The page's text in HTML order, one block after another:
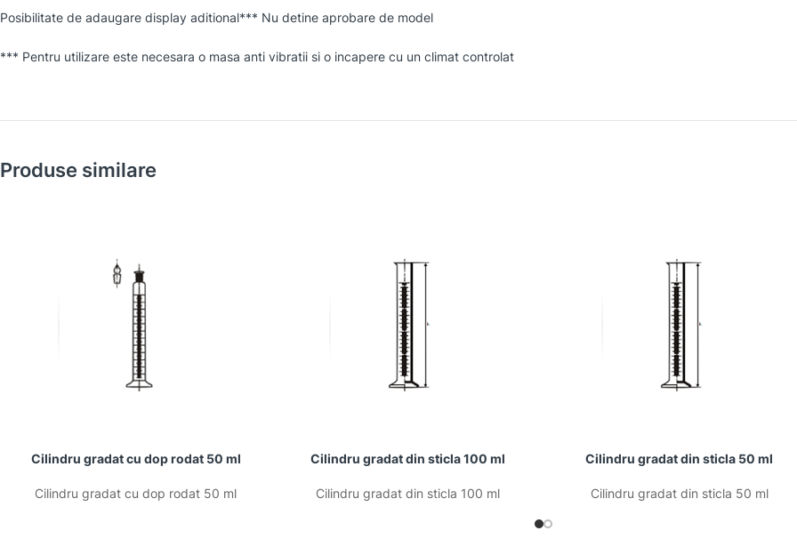
Posibilitate de adaugare display aditional*** Nu detine aprobare de model
*** Pentru utilizare este necesara o masa anti vibratii si o incapere cu un climat controlat
Produse similare
Cilindru gradat cu dop rodat 50 ml
Cilindru gradat cu dop rodat 50 ml
Cilindru gradat din sticla 100 ml
Cilindru gradat din sticla 100 ml
Cilindru gradat din sticla 50 ml
Cilindru gradat din sticla 50 ml